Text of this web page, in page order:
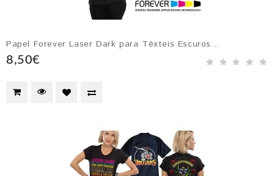
Papel Forever Laser Dark para Têxteis Escuros...
8,50€